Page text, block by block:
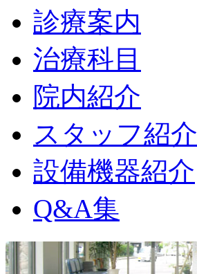
診療案内
治療科目
院内紹介
スタッフ紹介
設備機器紹介
Q&A集